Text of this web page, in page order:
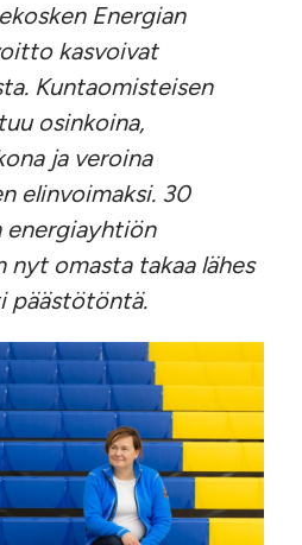
Energian
kasvoivat
Kuntaomisteisen
osinkoina,
ja veroina
elinvoimaksi. 30
nyt omasta takaa lähes
päästötöntä.